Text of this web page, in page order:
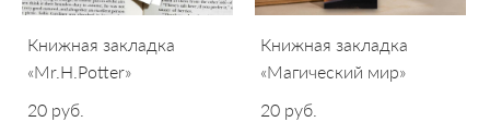
Книжная закладка
«Mr.H.Potter»
20 pуб.
Книжная закладка
«Магический мир»
20 pуб.